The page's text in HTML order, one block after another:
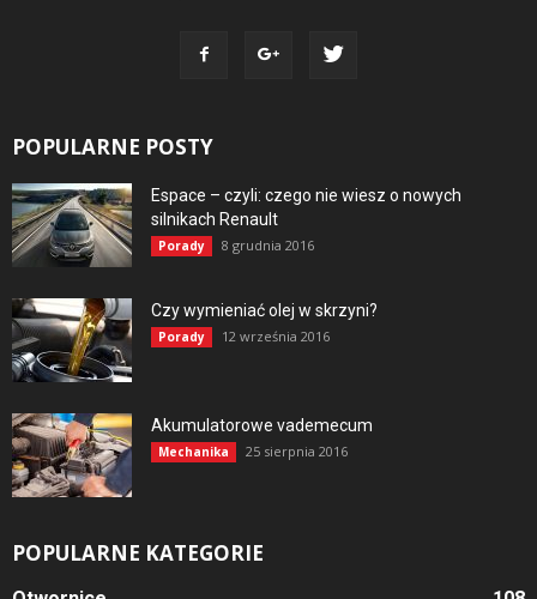
POPULARNE POSTY
Espace – czyli: czego nie wiesz o nowych
silnikach Renault
Porady 8 grudnia 2016
Czy wymieniać olej w skrzyni?
Porady 12 września 2016
Akumulatorowe vademecum
Mechanika 25 sierpnia 2016
POPULARNE KATEGORIE